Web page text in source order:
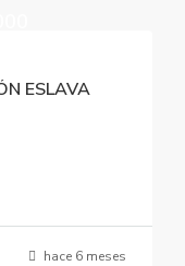
ESLAVA
hace 6 meses